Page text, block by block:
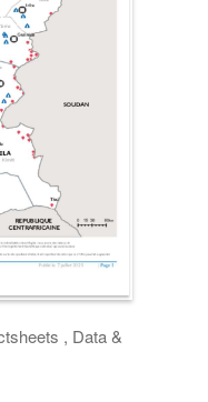
, Data &